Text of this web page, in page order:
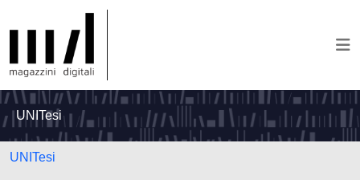
UNITesi
UNITesi